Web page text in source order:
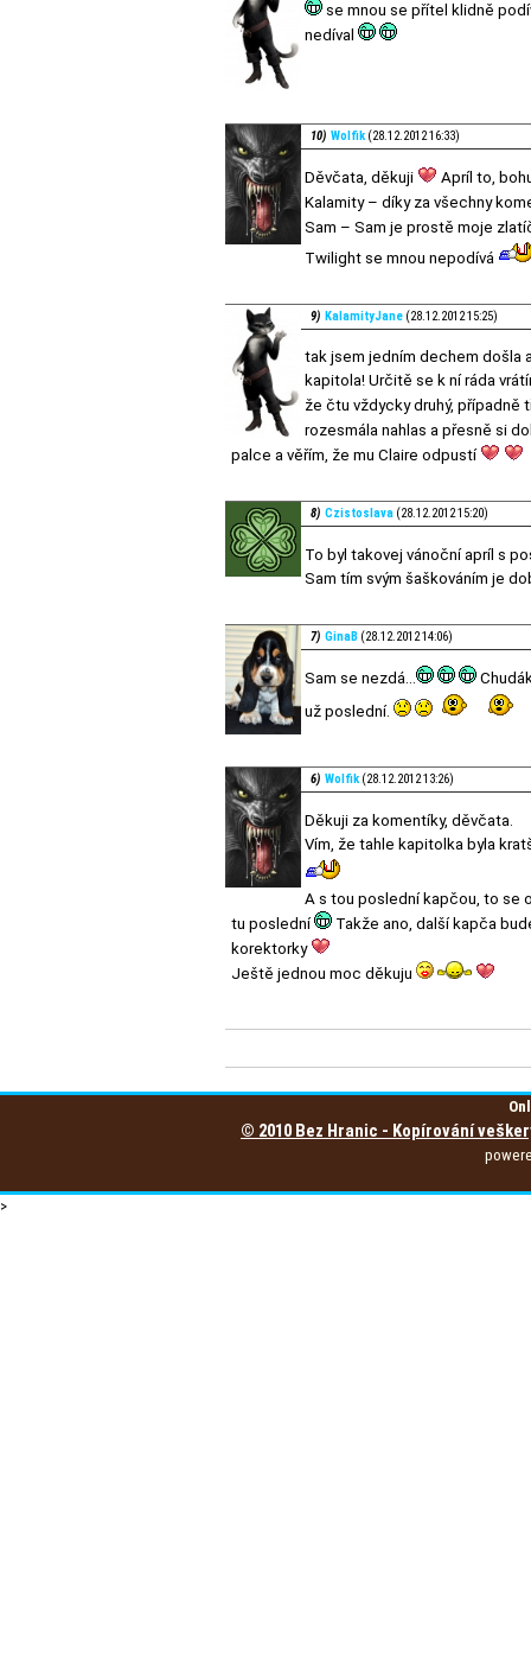
se mnou se přítel klidně
nedíval
10) Wolfik (28.12.2012 16:33)
Děvčata, děkuji
Apríl to,
Kalamity – díky za všechny
Sam – Sam je prostě moje
Twilight se mnou nepodívá
9) KalamityJane (28.12.2012 15:25)
tak jsem jedním dechem došla
kapitola! Určitě se k ní ráda
že čtu vždycky druhý, případně
rozesmála nahlas a přesně si
palce a věřím, že mu Claire odpustí
8) Czistoslava (28.12.2012 15:20)
To byl takovej vánoční apríl s
Sam tím svým šaškováním je
7) GinaB (28.12.2012 14:06)
Sam se nezdá...
už poslední.
6) Wolfik (28.12.2012 13:26)
Děkuji za komentíky, děvčata.
Vím, že tahle kapitolka byla
A s tou poslední kapčou, to se
tu poslední
Takže ano, další kapča
korektorky
Ještě jednou moc děkuju
© 2010 Bez Hranic - Kopírování
>